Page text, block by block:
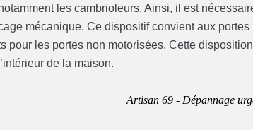
les cambrioleurs. Ainsi, il est
mécanique. Ce dispositif convient aux portes
pour les portes non motorisées. Cette disposition
de la maison.
Artisan 69 - Dépannage